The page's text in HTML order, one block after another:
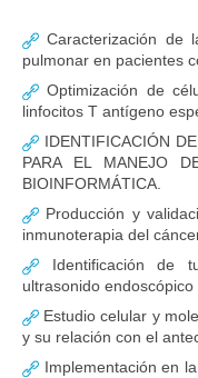
Caracterización de
pulmonar en pacientes
Optimización de
linfocitos T antígeno
IDENTIFICACIÓN
PARA EL MANEJO
BIOINFORMÁTICA.
Producción y
inmunoterapia del
Identificación de
ultrasonido endoscópico
Estudio celular y
y su relación con el
Implementación en